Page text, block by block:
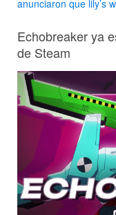
anunciaron que lily’s
Echobreaker ya
de Steam